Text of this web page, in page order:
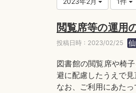
閲覧席等の運用
投稿日時 : 2023/02/25
図書館の閲覧席や椅
避に配慮したうえで見
なお、ご利用にあた